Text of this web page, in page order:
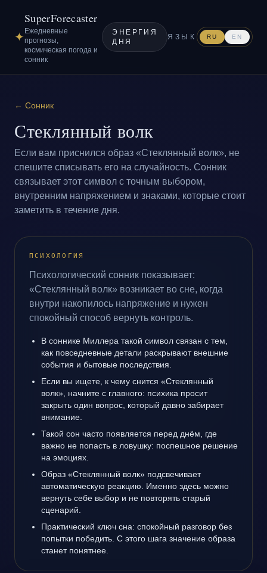
✦
SuperForecaster
Ежедневные
прогнозы,
космическая погода и
сонник
ЭНЕРГИЯ
ДНЯ
ЯЗЫК RU EN
← Сонник
Стеклянный волк
Если вам приснился образ «Стеклянный волк», не
спешите списывать его на случайность. Сонник
связывает этот символ с точным выбором,
внутренним напряжением и знаками, которые стоит
заметить в течение дня.
ПСИХОЛОГИЯ
Психологический сонник показывает:
«Стеклянный волк» возникает во сне, когда
внутри накопилось напряжение и нужен
спокойный способ вернуть контроль.
В соннике Миллера такой символ связан с тем,
как повседневные детали раскрывают внешние
события и бытовые последствия.
Если вы ищете, к чему снится «Стеклянный
волк», начните с главного: психика просит
закрыть один вопрос, который давно забирает
внимание.
Такой сон часто появляется перед днём, где
важно не попасть в ловушку: поспешное решение
на эмоциях.
Образ «Стеклянный волк» подсвечивает
автоматическую реакцию. Именно здесь можно
вернуть себе выбор и не повторять старый
сценарий.
Практический ключ сна: спокойный разговор без
попытки победить. С этого шага значение образа
станет понятнее.